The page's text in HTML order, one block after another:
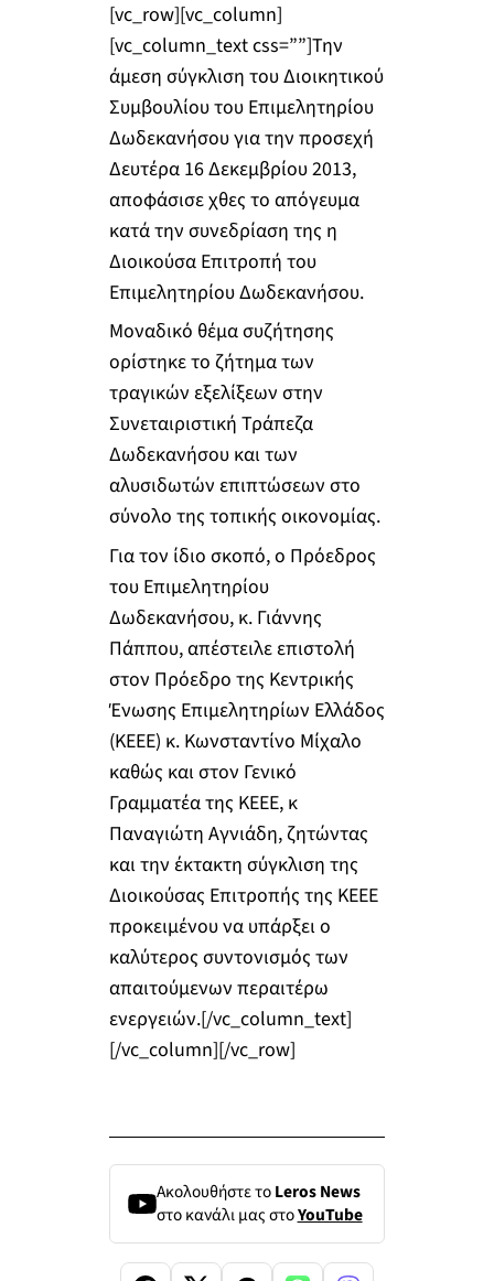
[vc_row][vc_column]
[vc_column_text css=””]Την
άμεση σύγκλιση του Διοικητικού
Συμβουλίου του Επιμελητηρίου
Δωδεκανήσου για την προσεχή
Δευτέρα 16 Δεκεμβρίου 2013,
αποφάσισε χθες το απόγευμα
κατά την συνεδρίαση της η
Διοικούσα Επιτροπή του
Επιμελητηρίου Δωδεκανήσου.
Μοναδικό θέμα συζήτησης
ορίστηκε το ζήτημα των
τραγικών εξελίξεων στην
Συνεταιριστική Τράπεζα
Δωδεκανήσου και των
αλυσιδωτών επιπτώσεων στο
σύνολο της τοπικής οικονομίας.
Για τον ίδιο σκοπό, ο Πρόεδρος
του Επιμελητηρίου
Δωδεκανήσου, κ. Γιάννης
Πάππου, απέστειλε επιστολή
στον Πρόεδρο της Κεντρικής
Ένωσης Επιμελητηρίων Ελλάδος
(ΚΕΕΕ) κ. Κωνσταντίνο Μίχαλο
καθώς και στον Γενικό
Γραμματέα της ΚΕΕΕ, κ
Παναγιώτη Αγνιάδη, ζητώντας
και την έκτακτη σύγκλιση της
Διοικούσας Επιτροπής της ΚΕΕΕ
προκειμένου να υπάρξει ο
καλύτερος συντονισμός των
απαιτούμενων περαιτέρω
ενεργειών.[/vc_column_text]
[/vc_column][/vc_row]
Ακολουθήστε τοLeros News
στο κανάλι μας στοYouTube